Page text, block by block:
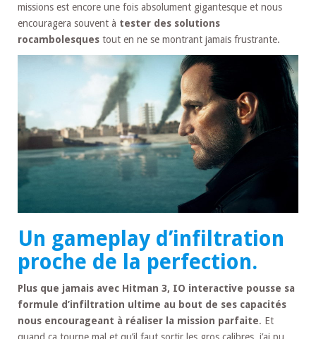
missions est encore une fois absolument gigantesque et nous
encouragera souvent à tester des solutions
rocambolesques tout en ne se montrant jamais frustrante.
Un gameplay d’infiltration
proche de la perfection.
Plus que jamais avec Hitman 3, IO interactive pousse sa
formule d’infiltration ultime au bout de ses capacités
nous encourageant à réaliser la mission parfaite. Et
quand ça tourne mal et qu’il faut sortir les gros calibres, j’ai pu